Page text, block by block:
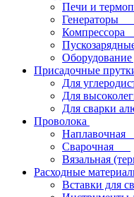
Печи и
Генераторы
Компрессора
Оборудование
Присадочные
Для
Для
Для сварки
Проволока
Наплавочная
Сварочная
Вязальная
Расходные
Вставки для